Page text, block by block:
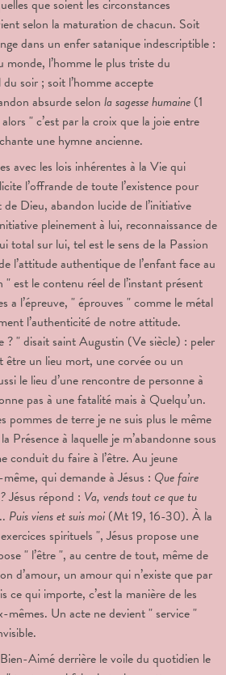
que soient les circonstances
selon la maturation de chacun. Soit
dans un enfer satanique indescriptible :
monde, l’homme le plus triste du
soir ; soit l’homme accepte
absurde selon la sagesse humaine (1
" c’est par la croix que la joie entre
une hymne ancienne.
avec les lois inhérentes à la Vie qui
l’offrande de toute l’existence pour
de Dieu, abandon lucide de l’initiative
pleinement à lui, reconnaissance de
total sur lui, tel est le sens de la Passion
l’attitude authentique de l’enfant face au
est le contenu réel de l’instant présent
a l’épreuve, " éprouves " comme le métal
l’authenticité de notre attitude.
? "disait saint Augustin (Ve siècle) : peler
être un lieu mort, une corvée ou un
le lieu d’une rencontre de personne à
pas à une fatalité mais à Quelqu’un.
pommes de terre je ne suis plus le même
Présence à laquelle je m’abandonne sous
conduit du faire à l’être. Au jeune
qui demande à Jésus : Que faire
Jésus répond : Va, vends tout ce que tu
Puis viens et suis moi (Mt 19, 16-30). À la
spirituels ", Jésus propose une
" l’être ", au centre de tout, même de
d’amour, un amour qui n’existe que par
ce qui importe, c’est la manière de les
mêmes. Un acte ne devient " service "
Aimé derrière le voile du quotidien le